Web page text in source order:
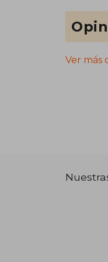
Ver más